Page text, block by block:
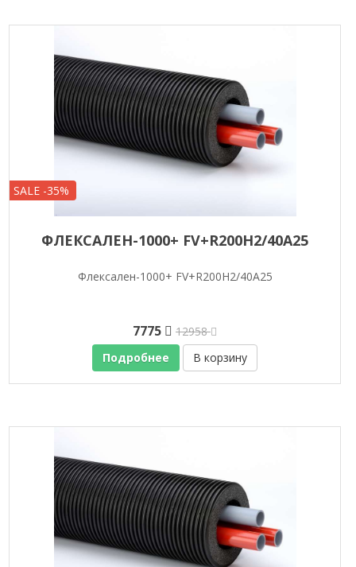
SALE -35%
ФЛЕКСАЛЕН-1000+ FV+R200H2/40A25
Флексален-1000+ FV+R200H2/40A25
7775
12958
Подробнее
В корзину